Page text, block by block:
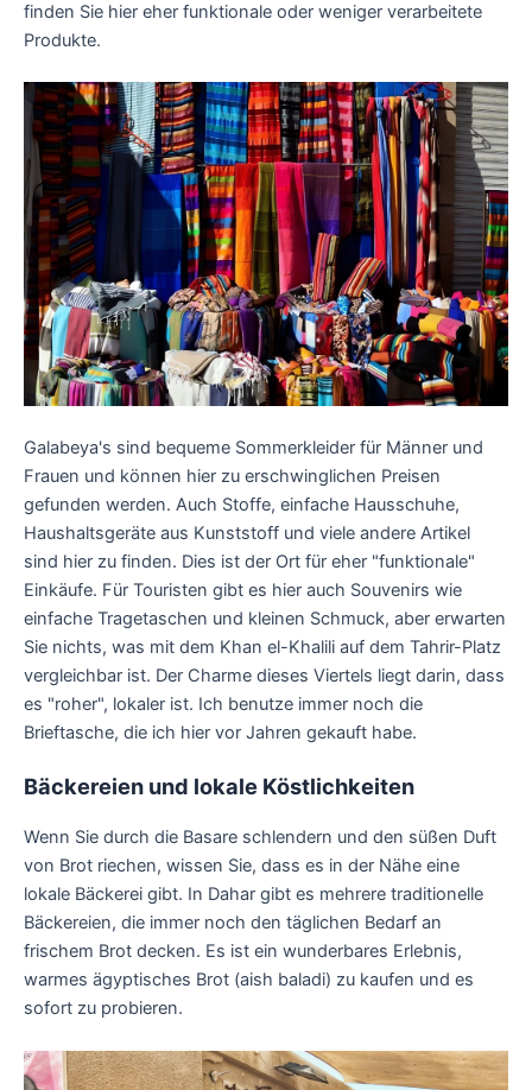
finden Sie hier eher funktionale oder weniger verarbeitete
Produkte.
Galabeya's sind bequeme Sommerkleider für Männer und
Frauen und können hier zu erschwinglichen Preisen
gefunden werden. Auch Stoffe, einfache Hausschuhe,
Haushaltsgeräte aus Kunststoff und viele andere Artikel
sind hier zu finden. Dies ist der Ort für eher "funktionale"
Einkäufe. Für Touristen gibt es hier auch Souvenirs wie
einfache Tragetaschen und kleinen Schmuck, aber erwarten
Sie nichts, was mit dem Khan el-Khalili auf dem Tahrir-Platz
vergleichbar ist. Der Charme dieses Viertels liegt darin, dass
es "roher", lokaler ist. Ich benutze immer noch die
Brieftasche, die ich hier vor Jahren gekauft habe.
Bäckereien und lokale Köstlichkeiten
Wenn Sie durch die Basare schlendern und den süßen Duft
von Brot riechen, wissen Sie, dass es in der Nähe eine
lokale Bäckerei gibt. In Dahar gibt es mehrere traditionelle
Bäckereien, die immer noch den täglichen Bedarf an
frischem Brot decken. Es ist ein wunderbares Erlebnis,
warmes ägyptisches Brot (aish baladi) zu kaufen und es
sofort zu probieren.